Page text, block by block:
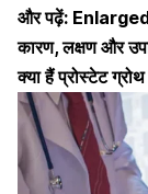
और पढ़ें: Enlarged
कारण, लक्षण और
क्या हैं प्रोस्टेट ग्रोथ